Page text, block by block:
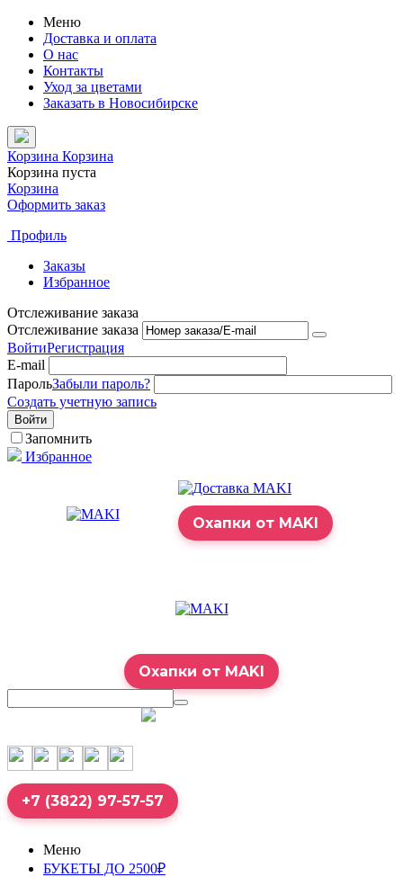
Меню
Доставка и оплата
О нас
Контакты
Уход за цветами
Заказать в Новосибирске
Корзина Корзина
Корзина пуста
Корзина
Оформить заказ
Профиль
Заказы
Избранное
Отслеживание заказа
Отслеживание заказа
ВойтиРегистрация
E-mail
ПарольЗабыли пароль?
Создать учетную запись
Войти
Запомнить
Избранное
Охапки от MAKI
Охапки от MAKI
+7 (3822) 97-57-57
Меню
БУКЕТЫ ДО 2500₽